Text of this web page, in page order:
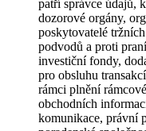
patří správce údajů,
dozorové orgány,
poskytovatelé
podvodů a proti
investiční fondy,
pro obsluhu
rámci plnění
obchodních
komunikace, právní